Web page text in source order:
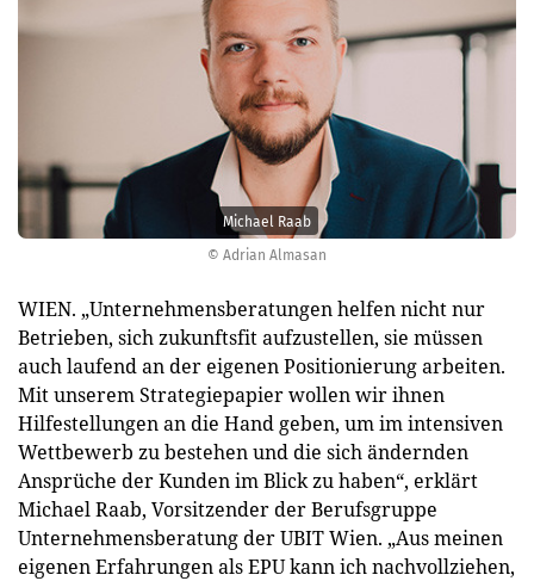
© Adrian Almasan
Michael Raab
WIEN. „Unternehmensberatungen helfen nicht nur
Betrieben, sich zukunftsfit aufzustellen, sie müssen
auch laufend an der eigenen Positionierung arbeiten.
Mit unserem Strategiepapier wollen wir ihnen
Hilfestellungen an die Hand geben, um im intensiven
Wettbewerb zu bestehen und die sich ändernden
Ansprüche der Kunden im Blick zu haben“, erklärt
Michael Raab, Vorsitzender der Berufsgruppe
Unternehmensberatung der UBIT Wien. „Aus meinen
eigenen Erfahrungen als EPU kann ich nachvollziehen,